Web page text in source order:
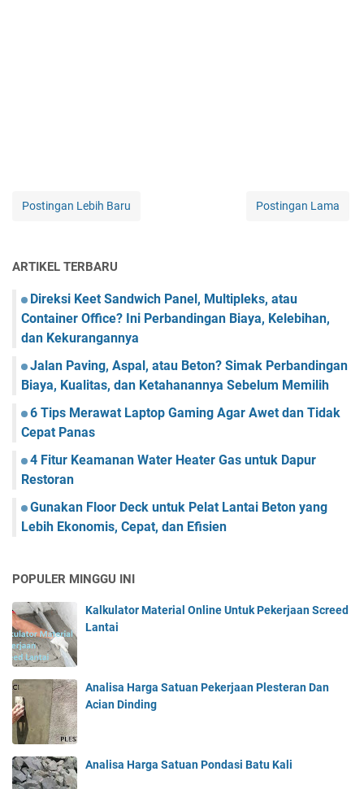
Postingan Lebih Baru Postingan Lama
ARTIKEL TERBARU
Direksi Keet Sandwich Panel, Multipleks, atau
Container Office? Ini Perbandingan Biaya, Kelebihan,
dan Kekurangannya
Jalan Paving, Aspal, atau Beton? Simak Perbandingan
Biaya, Kualitas, dan Ketahanannya Sebelum Memilih
6 Tips Merawat Laptop Gaming Agar Awet dan Tidak
Cepat Panas
4 Fitur Keamanan Water Heater Gas untuk Dapur
Restoran
Gunakan Floor Deck untuk Pelat Lantai Beton yang
Lebih Ekonomis, Cepat, dan Efisien
POPULER MINGGU INI
Kalkulator Material Online Untuk Pekerjaan Screed
Lantai
Analisa Harga Satuan Pekerjaan Plesteran Dan
Acian Dinding
Analisa Harga Satuan Pondasi Batu Kali